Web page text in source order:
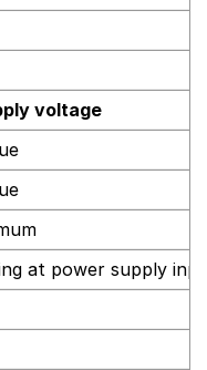
voltage
at power supply